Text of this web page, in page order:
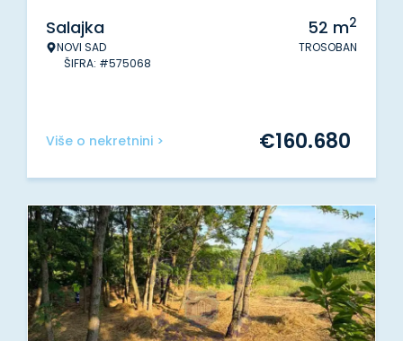
Salajka
NOVI SAD
ŠIFRA: #575068
52 m2
TROSOBAN
Više o nekretnini > €160.680